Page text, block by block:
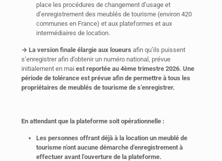
place les procédures de changement d’usage et
d’enregistrement des meublés de tourisme (environ 420
communes en France) et aux plateformes et aux
intermédiaires de location.
→ La version finale élargie aux loueurs afin qu’ils puissent
s’enregistrer afin d’obtenir un numéro national, prévue
initialement en mai est reportée au 4ème trimestre 2026. Une
période de tolérance est prévue afin de permettre à tous les
propriétaires de meublés de tourisme de s’enregistrer.
En attendant que la plateforme soit opérationnelle :
Les personnes offrant déjà à la location un meublé de
tourisme n’ont aucune démarche d’enregistrement à
effectuer avant l’ouverture de la plateforme.